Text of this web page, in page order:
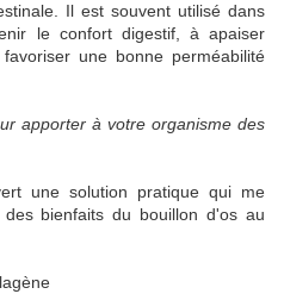
Il est souvent utilisé dans
le confort digestif, à apaiser
une bonne perméabilité
apporter à votre organisme des
une solution pratique qui me
bienfaits du bouillon d'os au